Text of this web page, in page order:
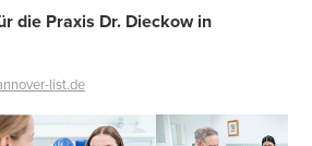
die Praxis Dr. Dieckow in
list.de